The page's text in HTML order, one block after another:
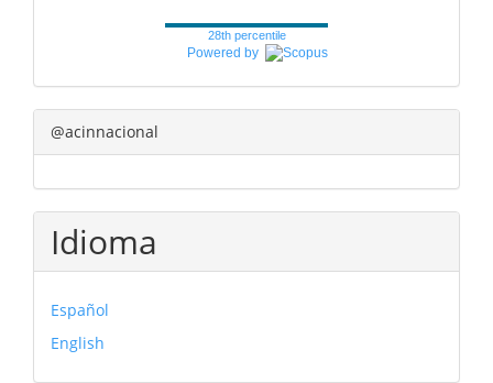
28th percentile
Powered by
@acinnacional
Idioma
Español
English